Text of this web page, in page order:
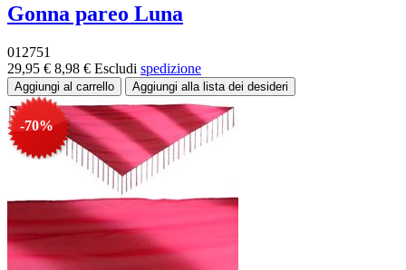
Gonna pareo Luna
012751
29,95 € 8,98 € Escludi spedizione
-70%